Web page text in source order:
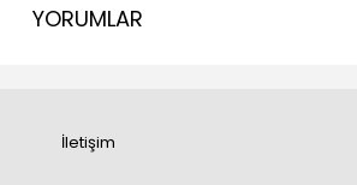
YORUMLAR
İletişim